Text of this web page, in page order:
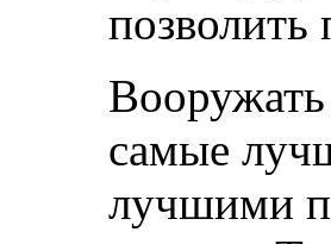
позволить
самые
лучшими